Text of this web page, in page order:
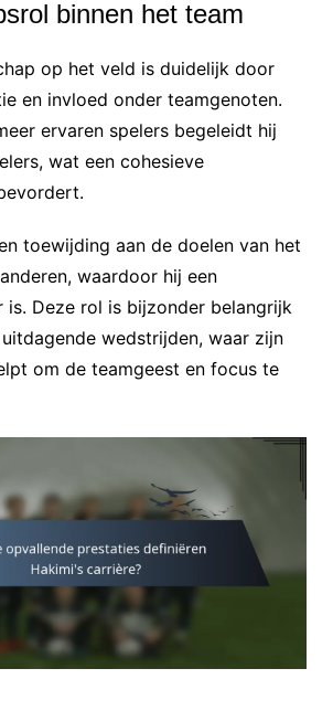
binnen het team
op het veld is duidelijk door
en invloed onder teamgenoten.
ervaren spelers begeleidt hij
wat een cohesieve
toewijding aan de doelen van het
waardoor hij een
is. Deze rol is bijzonder belangrijk
wedstrijden, waar zijn
om de teamgeest en focus te